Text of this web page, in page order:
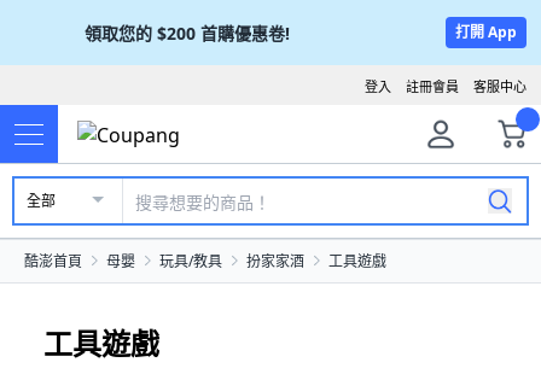
領取您的 $200 首購優惠卷! 打開 App
客服中心
註冊會員
登入
全部
酷澎首頁 母嬰 玩具/教具 扮家家酒 工具遊戲
工具遊戲